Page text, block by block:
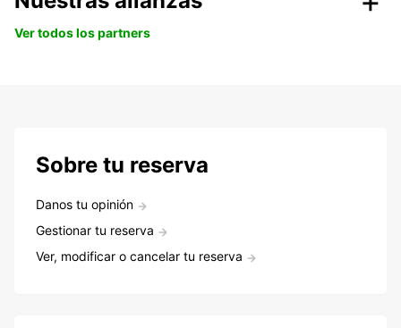
Ver todos los partners
Sobre tu reserva
Danos tu opinión
Gestionar tu reserva
Ver, modificar o cancelar tu reserva